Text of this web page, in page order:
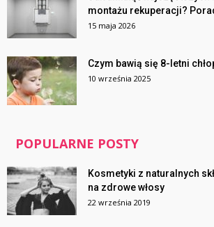
montażu rekuperacji?
15 maja 2026
Czym bawią się 8-letni
10 września 2025
POPULARNE POSTY
Kosmetyki z naturalnych
na zdrowe włosy
22 września 2019